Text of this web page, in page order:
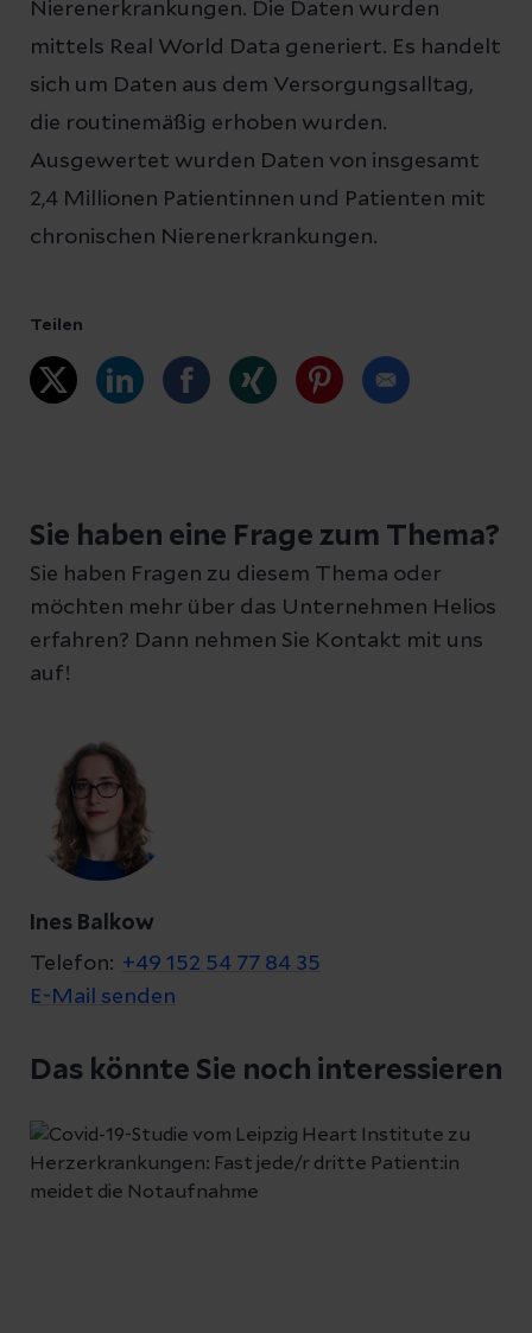
Nierenerkrankungen. Die Daten wurden
mittels Real World Data generiert. Es handelt
sich um Daten aus dem Versorgungsalltag,
die routinemäßig erhoben wurden.
Ausgewertet wurden Daten von insgesamt
2,4 Millionen Patientinnen und Patienten mit
chronischen Nierenerkrankungen.
Teilen
Sie haben eine Frage zum Thema?
Sie haben Fragen zu diesem Thema oder
möchten mehr über das Unternehmen Helios
erfahren? Dann nehmen Sie Kontakt mit uns
auf!
Ines Balkow
Telefon: +49 152 54 77 84 35
E-Mail senden
Das könnte Sie noch interessieren